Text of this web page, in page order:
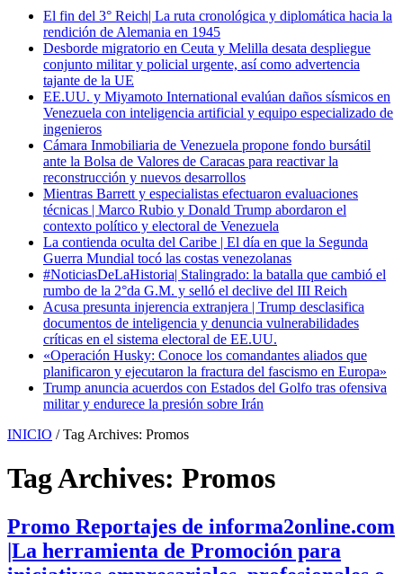
El fin del 3° Reich| La ruta cronológica y diplomática hacia la
rendición de Alemania en 1945
Desborde migratorio en Ceuta y Melilla desata despliegue
conjunto militar y policial urgente, así como advertencia
tajante de la UE
EE.UU. y Miyamoto International evalúan daños sísmicos en
Venezuela con inteligencia artificial y equipo especializado de
ingenieros
Cámara Inmobiliaria de Venezuela propone fondo bursátil
ante la Bolsa de Valores de Caracas para reactivar la
reconstrucción y nuevos desarrollos
Mientras Barrett y especialistas efectuaron evaluaciones
técnicas | Marco Rubio y Donald Trump abordaron el
contexto político y electoral de Venezuela
La contienda oculta del Caribe | El día en que la Segunda
Guerra Mundial tocó las costas venezolanas
#NoticiasDeLaHistoria| Stalingrado: la batalla que cambió el
rumbo de la 2°da G.M. y selló el declive del III Reich
Acusa presunta injerencia extranjera | Trump desclasifica
documentos de inteligencia y denuncia vulnerabilidades
críticas en el sistema electoral de EE.UU.
«Operación Husky: Conoce los comandantes aliados que
planificaron y ejecutaron la fractura del fascismo en Europa»
Trump anuncia acuerdos con Estados del Golfo tras ofensiva
militar y endurece la presión sobre Irán
INICIO / Tag Archives: Promos
Tag Archives: Promos
Promo Reportajes de informa2online.com
|La herramienta de Promoción para